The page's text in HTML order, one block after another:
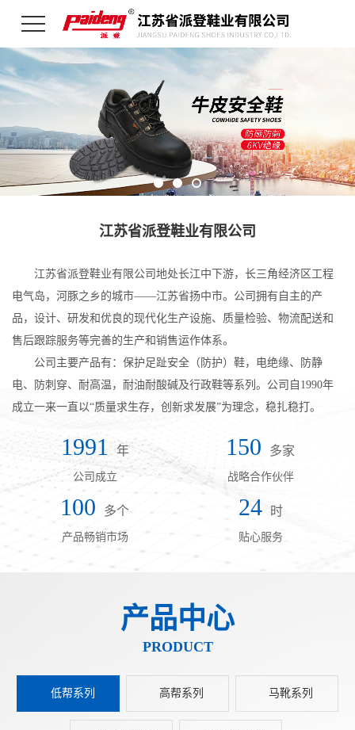
江苏省派登鞋业有限公司
江苏省派登鞋业有限公司地处长江中下游，长三角经济区工程
电气岛，河豚之乡的城市——江苏省扬中市。公司拥有自主的产
品，设计、研发和优良的现代化生产设施、质量检验、物流配送和
售后跟踪服务等完善的生产和销售运作体系。
公司主要产品有：保护足趾安全（防护）鞋，电绝缘、防静
电、防刺穿、耐高温，耐油耐酸碱及行政鞋等系列。公司自1990年
成立一来一直以“质量求生存，创新求发展”为理念，稳扎稳打。
1991 年
公司成立
150 多家
战略合作伙伴
100 多个
产品畅销市场
24 时
贴心服务
产品中心
PRODUCT
低帮系列 高帮系列 马靴系列